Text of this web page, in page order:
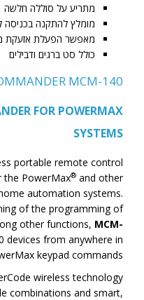
מתריע על סוללה חלשה
מומלץ להתקנה
מאפשר הפעלת אזעקת
כולל סט ברגים ודבילים
MCM-140
FOR POWERMAX
SYSTEMS
portable remote control
the PowerMax® and other
automation systems.
of the programming of
other functions, MCM-
devices from anywhere in
keypad commands.
wireless technology
combinations and smart,